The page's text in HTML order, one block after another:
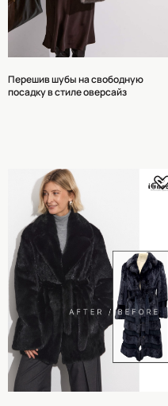
Перешив шубы на свободную
посадку в стиле оверсайз